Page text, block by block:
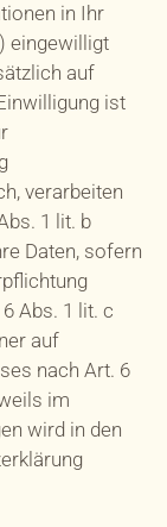
in Ihr
eingewilligt
auf
ist
verarbeiten
1 lit. b
Daten, sofern
Abs. 1 lit. c
auf
nach Art. 6
im
wird in den